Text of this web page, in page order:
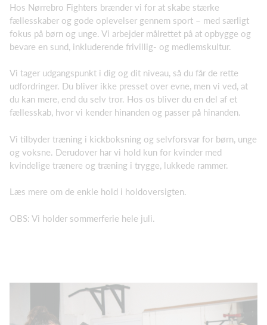
Hos Nørrebro Fighters brænder vi for at skabe stærke
fællesskaber og gode oplevelser gennem sport – med særligt
fokus på børn og unge. Vi arbejder målrettet på at opbygge og
bevare en sund, inkluderende frivillig- og medlemskultur.
Vi tager udgangspunkt i dig og dit niveau, så du får de rette
udfordringer. Du bliver ikke presset over evne, men vi ved, at
du kan mere, end du selv tror. Hos os bliver du en del af et
fællesskab, hvor vi kender hinanden og passer på hinanden.
Vi tilbyder træning i kickboksning og selvforsvar for børn, unge
og voksne. Derudover har vi hold kun for kvinder med
kvindelige trænere og træning i trygge, lukkede rammer.
Læs mere om de enkle hold i holdoversigten.
OBS: Vi holder sommerferie hele juli.